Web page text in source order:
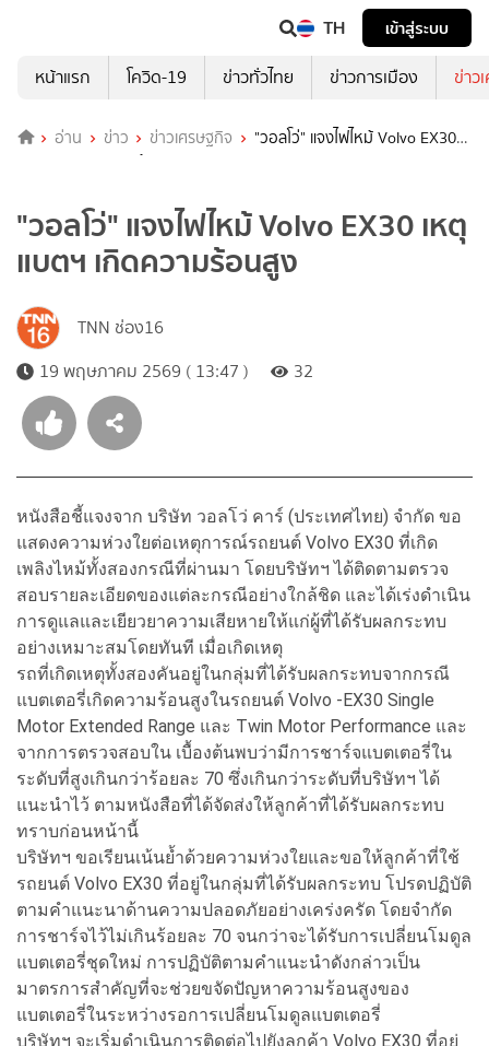
TH
เข้าสู่ระบบ
หน้าแรก
โควิด-19 ข่าวทั่วไทย ข่าวการเมือง ข่าว
อ่าน ข่าว ข่าวเศรษฐกิจ
"วอลโว่" แจงไฟไหม้ Volvo EX30
เหตุแบตฯ เกิดความร้อนสูง
"วอลโว่" แจงไฟไหม้ Volvo EX30 เหตุ
แบตฯ เกิดความร้อนสูง
TNN ช่อง16
19 พฤษภาคม 2569 ( 13:47 )
32
หนังสือชี้แจงจาก บริษัท วอลโว่ คาร์ (ประเทศไทย) จำกัด ขอ
แสดงความห่วงใยต่อเหตุการณ์รถยนต์ Volvo EX30 ที่เกิด
เพลิงไหม้ทั้งสองกรณีที่ผ่านมา โดยบริษัทฯ ได้ติดตามตรวจ
สอบรายละเอียดของแต่ละกรณีอย่างใกล้ชิด และได้เร่งดำเนิน
การดูแลและเยียวยาความเสียหายให้แก่ผู้ที่ได้รับผลกระทบ
อย่างเหมาะสมโดยทันที เมื่อเกิดเหตุ
รถที่เกิดเหตุทั้งสองคันอยู่ในกลุ่มที่ได้รับผลกระทบจากกรณี
แบตเตอรี่เกิดความร้อนสูงในรถยนต์ Volvo -EX30 Single
Motor Extended Range และ Twin Motor Performance และ
จากการตรวจสอบใน เบื้องต้นพบว่ามีการชาร์จแบตเตอรี่ใน
ระดับที่สูงเกินกว่าร้อยละ 70 ซึ่งเกินกว่าระดับที่บริษัทฯ ได้
แนะนำไว้ ตามหนังสือที่ได้จัดส่งให้ลูกค้าที่ได้รับผลกระทบ
ทราบก่อนหน้านี้
บริษัทฯ ขอเรียนเน้นย้ำด้วยความห่วงใยและขอให้ลูกค้าที่ใช้
รถยนต์ Volvo EX30 ที่อยู่ในกลุ่มที่ได้รับผลกระทบ โปรดปฏิบัติ
ตามคำแนะนาด้านความปลอดภัยอย่างเคร่งครัด โดยจำกัด
การชาร์จไว้ไม่เกินร้อยละ 70 จนกว่าจะได้รับการเปลี่ยนโมดูล
แบตเตอรี่ชุดใหม่ การปฏิบัติตามคำแนะนำดังกล่าวเป็น
มาตรการสำคัญที่จะช่วยขจัดปัญหาความร้อนสูงของ
แบตเตอรี่ในระหว่างรอการเปลี่ยนโมดูลแบตเตอรี่
บริษัทฯ จะเริ่มดำเนินการติดต่อไปยังลูกค้า Volvo EX30 ที่อยู่